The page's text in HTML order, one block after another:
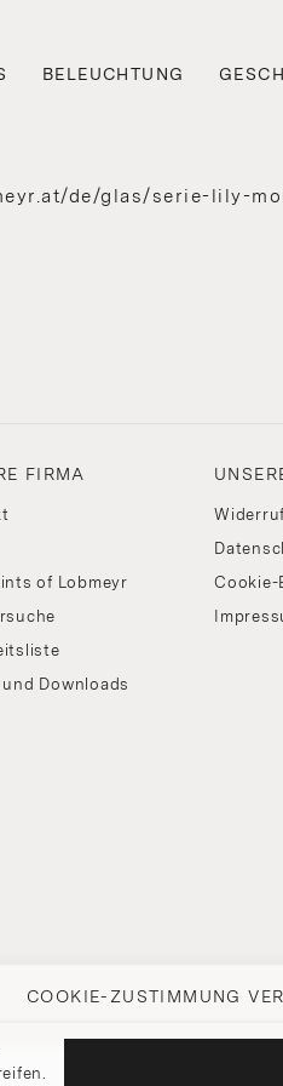
COOKIE-ZUSTIMMUNG
BELEUCHTUNG
de/glas/serie-lily-
FIRMA
of Lobmeyr
und Downloads
Cookie-